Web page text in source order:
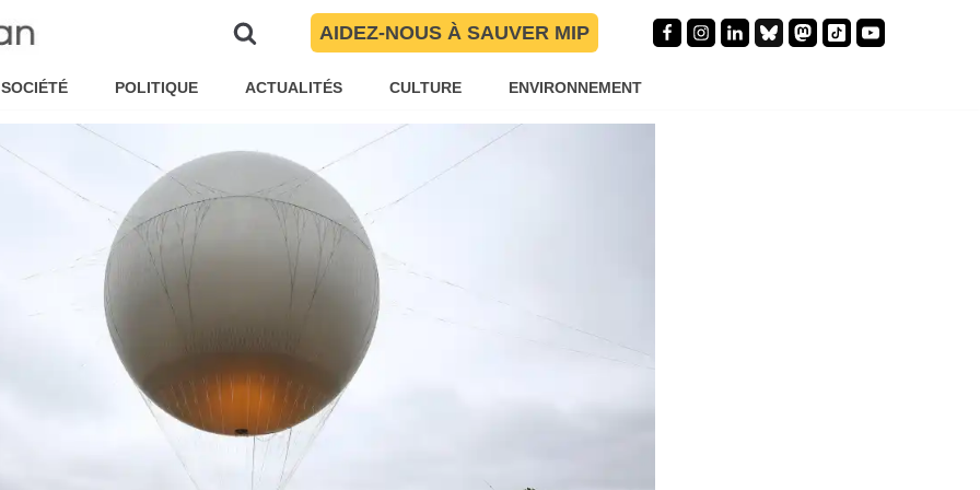
AIDEZ-NOUS À SAUVER MIP
SOCIÉTÉ POLITIQUE ACTUALITÉS CULTURE ENVIRONNEMENT
des Pyrénées-Orientales
Torres Brèves